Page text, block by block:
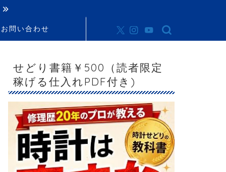
お問い合わせ
せどり書籍￥500（読者限定
稼げる仕入れPDF付き)